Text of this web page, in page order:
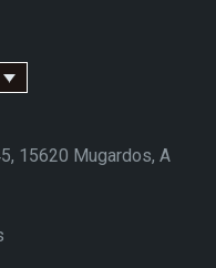
15620 Mugardos, A